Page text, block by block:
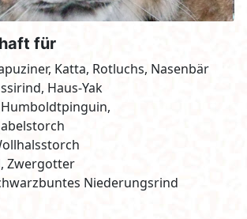
für
Katta, Rotluchs, Nasenbär
Haus-Yak
Zwergotter
Niederungsrind